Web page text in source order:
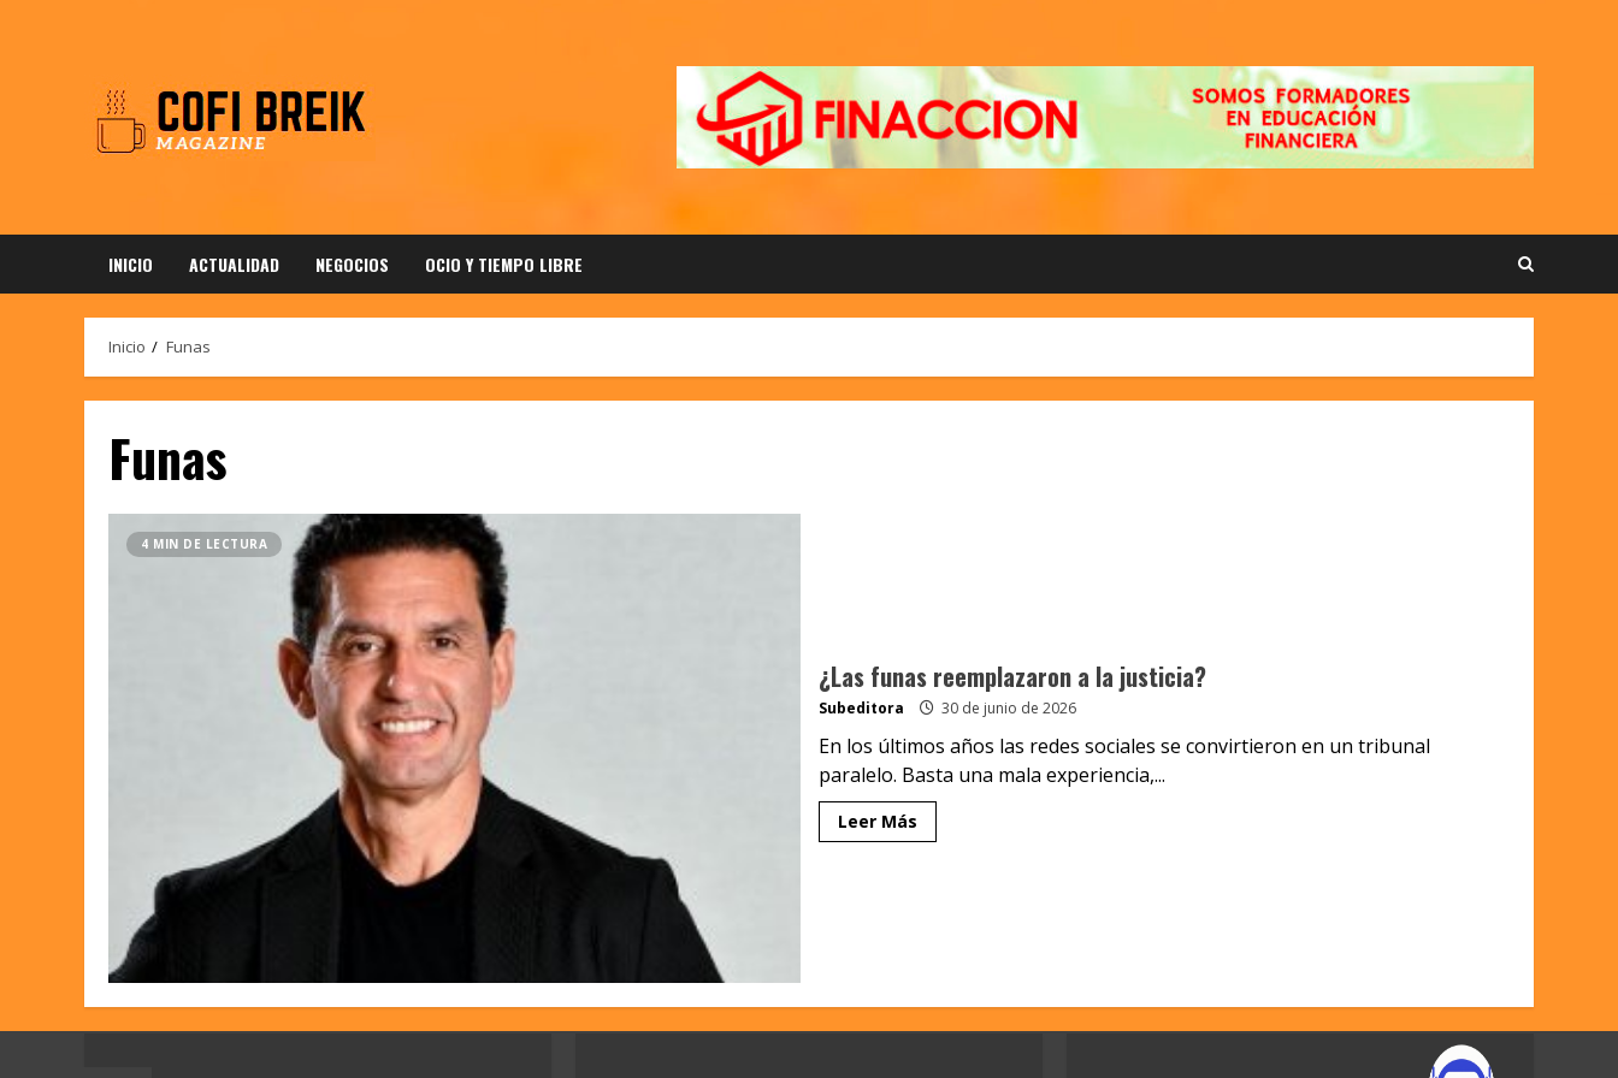
INICIO ACTUALIDAD NEGOCIOS OCIO Y TIEMPO LIBRE
Inicio Funas
Funas
4 MIN DE LECTURA
¿Las funas reemplazaron a la justicia?
Subeditora 30 de junio de 2026
En los últimos años las redes sociales se convirtieron en un tribunal
paralelo. Basta una mala experiencia,...
Leer Más